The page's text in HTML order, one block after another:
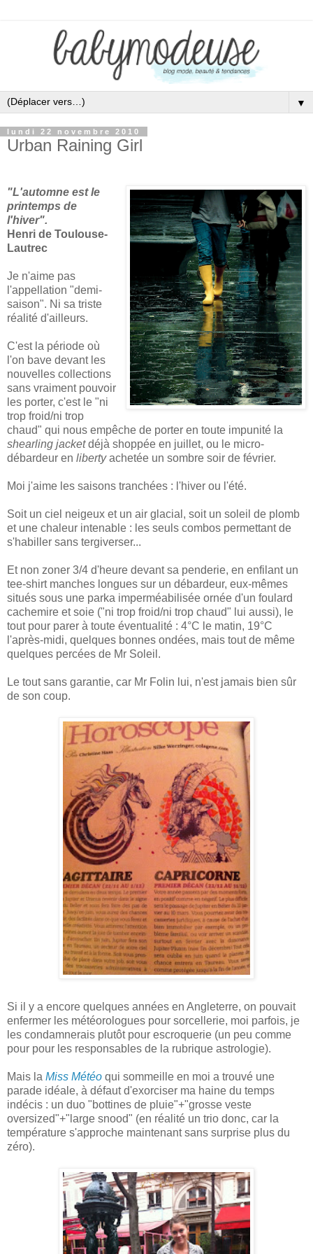
▼
lundi 22 novembre 2010
Urban Raining Girl
"L'automne est le
printemps de
l'hiver".
Henri de Toulouse-
Lautrec
Je n'aime pas
l'appellation "demi-
saison". Ni sa triste
réalité d'ailleurs.
C'est la période où
l'on bave devant les
nouvelles collections
sans vraiment pouvoir
les porter, c'est le "ni
trop froid/ni trop
chaud" qui nous empêche de porter en toute impunité la
shearling jacketdéjà shoppée en juillet, ou le micro-
débardeur en libertyachetée un sombre soir de février.
Moi j'aime les saisons tranchées : l'hiver ou l'été.
Soit un ciel neigeux et un air glacial, soit un soleil de plomb
et une chaleur intenable : les seuls combos permettant de
s'habiller sans tergiverser...
Et non zoner 3/4 d'heure devant sa penderie, en enfilant un
tee-shirt manches longues sur un débardeur, eux-mêmes
situés sous une parka imperméabilisée ornée d'un foulard
cachemire et soie ("ni trop froid/ni trop chaud" lui aussi), le
tout pour parer à toute éventualité : 4°C le matin, 19°C
l'après-midi, quelques bonnes ondées, mais tout de même
quelques percées de Mr Soleil.
Le tout sans garantie, car Mr Folin lui, n'est jamais bien sûr
de son coup.
Si il y a encore quelques années en Angleterre, on pouvait
enfermer les météorologues pour sorcellerie, moi parfois, je
les condamnerais plutôt pour escroquerie (un peu comme
pour pour les responsables de la rubrique astrologie).
Mais la Miss Météo qui sommeille en moi a trouvé une
parade idéale, à défaut d'exorciser ma haine du temps
indécis : un duo "bottines de pluie"+"grosse veste
oversized"+"large snood" (en réalité un trio donc, car la
température s'approche maintenant sans surprise plus du
zéro).